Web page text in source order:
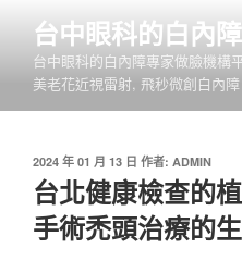
內
台中眼科的白內
台中眼科的白內障專家做臉機構
美老花近視雷射, 飛秒微創白內障
發
佈
於
2024 年 01 月 13 日 作者: ADMIN
台北健康檢查的
手術禿頭治療的